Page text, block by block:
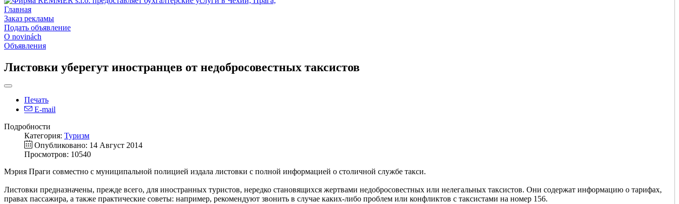
Главная
Заказ рекламы
Подать объявление
O novinách
Объявления
Листовки уберегут иностранцев от недобросовестных таксистов
Печать
E-mail
Подробности
Категория: Туризм
Опубликовано: 14 Август 2014
Просмотров: 10540
Мэрия Праги совместно с муниципальной полицией издала листовки с полной информацией о столичной службе такси.
Листовки предназначены, прежде всего, для иностранных туристов, нередко становящихся жертвами недобросовестных или нелегальных таксистов. Они содержат информацию о тарифах,
правах пассажира, а также практические советы: например, рекомендуют звонить в случае каких-либо проблем или конфликтов с таксистами на номер 156.